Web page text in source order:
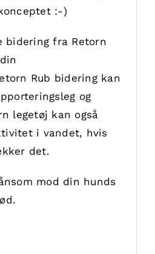
:-)
bidering fra Retorn
Rub bidering kan
og
legetøj kan også
i vandet, hvis
det.
mod din hunds